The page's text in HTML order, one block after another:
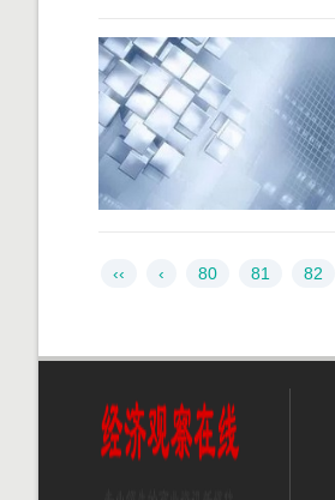
‹‹ ‹ 80 81 82